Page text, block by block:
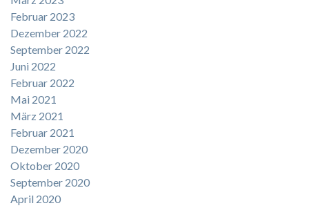
Februar 2023
Dezember 2022
September 2022
Juni 2022
Februar 2022
Mai 2021
März 2021
Februar 2021
Dezember 2020
Oktober 2020
September 2020
April 2020